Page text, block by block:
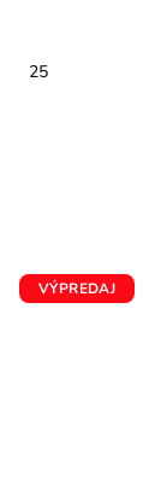
25
VÝPREDAJ